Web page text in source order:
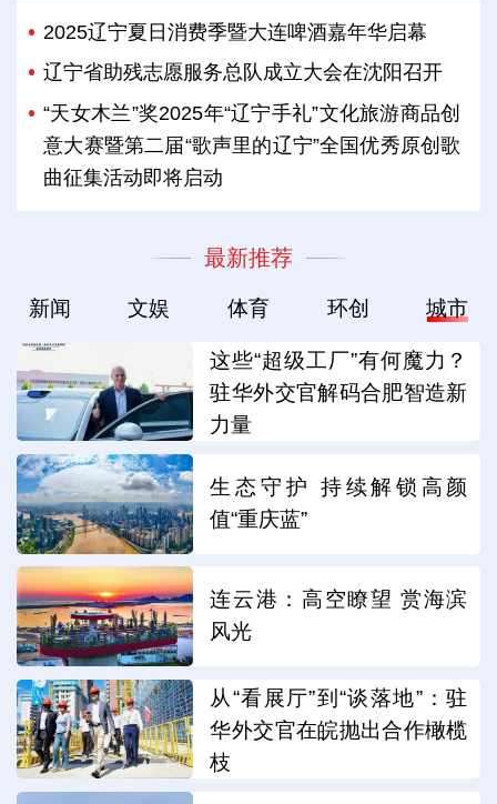
2025辽宁夏日消费季暨大连啤酒嘉年华启幕
辽宁省助残志愿服务总队成立大会在沈阳召开
“天女木兰”奖2025年“辽宁手礼”文化旅游商品创
意大赛暨第二届“歌声里的辽宁”全国优秀原创歌
曲征集活动即将启动
最新推荐
新闻 文娱 体育 环创 城市
这些“超级工厂”有何魔力？
驻华外交官解码合肥智造新
力量
生态守护 持续解锁高颜
值“重庆蓝”
连云港：高空瞭望 赏海滨
风光
从“看展厅”到“谈落地”：驻
华外交官在皖抛出合作橄榄
枝